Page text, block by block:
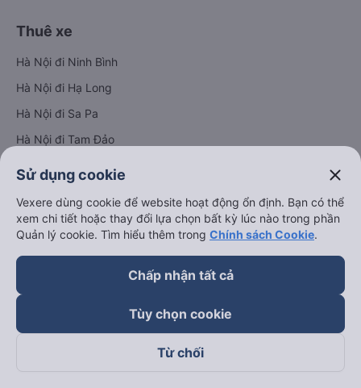
Thuê xe
Hà Nội đi Ninh Bình
Hà Nội đi Hạ Long
Hà Nội đi Sa Pa
Hà Nội đi Tam Đảo
Đà Nẵng đi Hội An
Hải Phòng đi Hà Nội
Xem tất cả tuyến đường
Sử dụng cookie close
Vexere dùng cookie để website hoạt động ổn định. Bạn có thể
xem chi tiết hoặc thay đổi lựa chọn bất kỳ lúc nào trong phần
Quản lý cookie. Tìm hiểu thêm trong Chính sách Cookie.
Chấp nhận tất cả
Tùy chọn cookie
Từ chối